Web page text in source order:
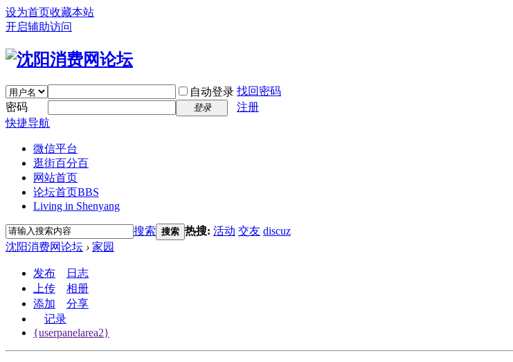
设为首页收藏本站
开启辅助访问
自动登录 找回密码
密码
登录
注册
快捷导航
微信平台
逛街百分百
网站首页
论坛首页BBS
Living in Shenyang
搜索 搜索 热搜: 活动 交友 discuz
沈阳消费网论坛 › 家园
发布
日志
上传
相册
添加
分享
记录
{userpanelarea2}